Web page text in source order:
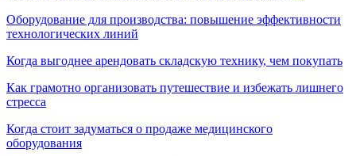
Оборудование для производства: повышение эффективности
технологических линий
Когда выгоднее арендовать складскую технику, чем покупать
Как грамотно организовать путешествие и избежать лишнего
стресса
Когда стоит задуматься о продаже медицинского
оборудования